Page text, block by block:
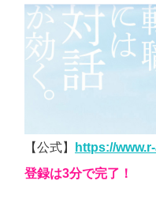
【公式】
https://
登録は3分で完了！